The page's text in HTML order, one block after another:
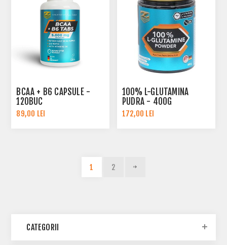
BCAA + B6 CAPSULE -
120BUC
89,00 LEI
100% L-GLUTAMINA
PUDRA - 400G
172,00 LEI
1 2
CATEGORII